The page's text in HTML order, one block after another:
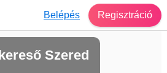
Belépés Regisztráció
Szered